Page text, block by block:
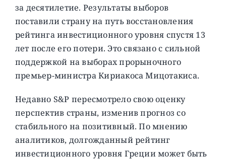
за десятилетие. Результаты выборов
поставили страну на путь восстановления
рейтинга инвестиционного уровня спустя 13
лет после его потери. Это связано с сильной
поддержкой на выборах прорыночного
премьер-министра Кириакоса Мицотакиса.
Недавно S&P пересмотрело свою оценку
перспектив страны, изменив прогноз со
стабильного на позитивный. По мнению
аналитиков, долгожданный рейтинг
инвестиционного уровня Греции может быть